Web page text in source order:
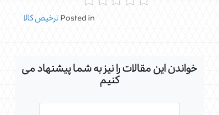
Posted inترخیص کالا
خواندن این مقالات را نیز به شما پیشنهاد می
کنیم